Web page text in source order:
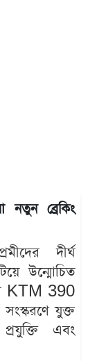
ব্রেকিং
দীর্ঘ
উন্মোচিত
KTM 390
যুক্ত
এবং